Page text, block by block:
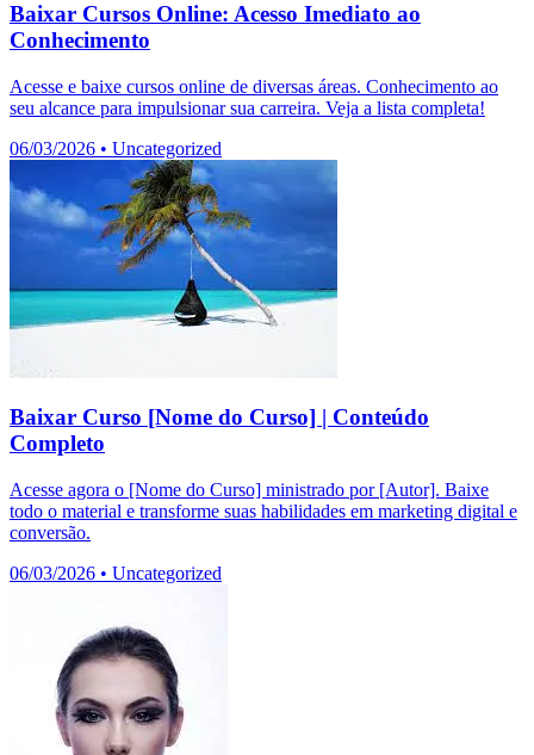
Baixar Cursos Online: Acesso Imediato ao
Conhecimento
Acesse e baixe cursos online de diversas áreas. Conhecimento ao
seu alcance para impulsionar sua carreira. Veja a lista completa!
06/03/2026 • Uncategorized
Baixar Curso [Nome do Curso] | Conteúdo
Completo
Acesse agora o [Nome do Curso] ministrado por [Autor]. Baixe
todo o material e transforme suas habilidades em marketing digital e
conversão.
06/03/2026 • Uncategorized